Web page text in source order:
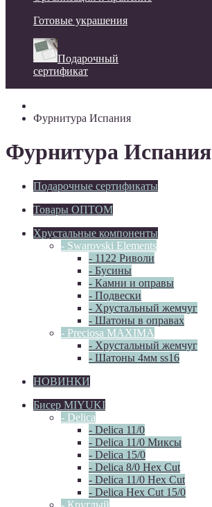
Готовые украшения
Подарочный
сертификат
Фурнитура Испания
Фурнитура Испания
Подарочные сертификаты
Товары ОПТОМ
Хрустальные компоненты
- Swarovski Elements
- 1122 Риволи
- Бусины
- Камни и оправы
- Подвески
- Хрустальный жемчуг
- Шатоны в оправах
- Preciosa MAXIMA
- Хрустальный жемчуг
- Шатоны 4мм ss16
НОВИНКИ
Бисер MIYUKI
- Delica
- Delica 11/0
- Delica 11/0 Миксы
- Delica 15/0
- Delica 8/0 Hex Cut
- Delica 11/0 Hex Cut
- Delica Hex Cut 15/0
- Круглый